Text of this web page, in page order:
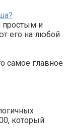
простым и
его на любой
самое главное
который